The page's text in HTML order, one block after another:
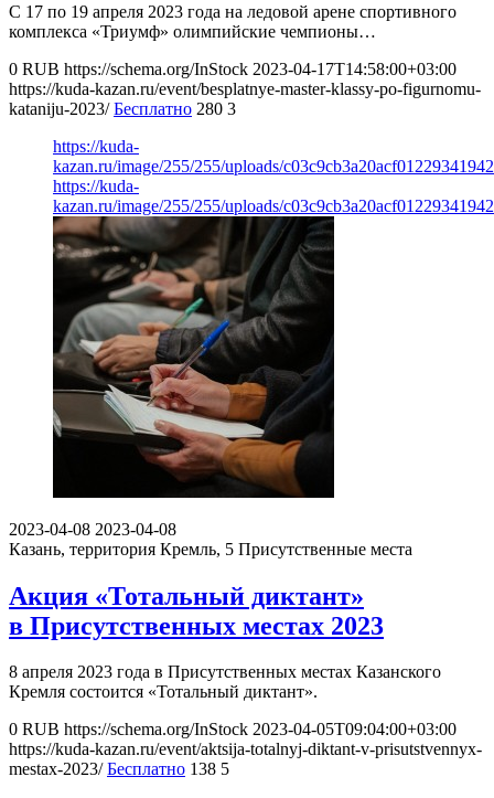
С 17 по 19 апреля 2023 года на ледовой арене спортивного
комплекса «Триумф» олимпийские чемпионы…
0 RUB https://schema.org/InStock 2023-04-17T14:58:00+03:00
https://kuda-kazan.ru/event/besplatnye-master-klassy-po-figurnomu-
kataniju-2023/ Бесплатно 280 3
https://kuda-
kazan.ru/image/255/255/uploads/
https://kuda-
kazan.ru/image/255/255/uploads/
2023-04-08 2023-04-08
Казань, территория Кремль, 5 Присутственные места
Акция «Тотальный диктант»
в Присутственных местах 2023
8 апреля 2023 года в Присутственных местах Казанского
Кремля состоится «Тотальный диктант».
0 RUB https://schema.org/InStock 2023-04-05T09:04:00+03:00
https://kuda-kazan.ru/event/aktsija-totalnyj-diktant-v-prisutstvennyx-
mestax-2023/ Бесплатно 138 5